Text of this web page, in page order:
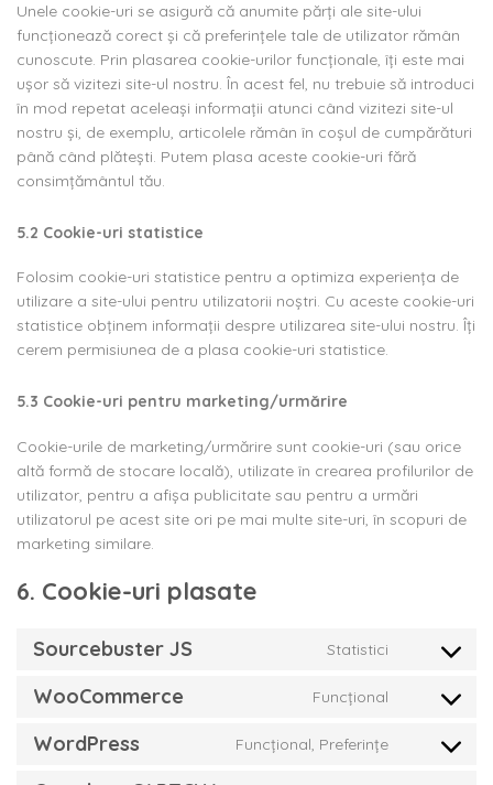
Unele cookie-uri se asigură că anumite părți ale site-ului
funcționează corect și că preferințele tale de utilizator rămân
cunoscute. Prin plasarea cookie-urilor funcționale, îți este mai
ușor să vizitezi site-ul nostru. În acest fel, nu trebuie să introduci
în mod repetat aceleași informații atunci când vizitezi site-ul
nostru și, de exemplu, articolele rămân în coșul de cumpărături
până când plătești. Putem plasa aceste cookie-uri fără
consimțământul tău.
5.2 Cookie-uri statistice
Folosim cookie-uri statistice pentru a optimiza experiența de
utilizare a site-ului pentru utilizatorii noștri. Cu aceste cookie-uri
statistice obținem informații despre utilizarea site-ului nostru. Îți
cerem permisiunea de a plasa cookie-uri statistice.
5.3 Cookie-uri pentru marketing/urmărire
Cookie-urile de marketing/urmărire sunt cookie-uri (sau orice
altă formă de stocare locală), utilizate în crearea profilurilor de
utilizator, pentru a afișa publicitate sau pentru a urmări
utilizatorul pe acest site ori pe mai multe site-uri, în scopuri de
marketing similare.
6. Cookie-uri plasate
Sourcebuster JS Statistici
Consent
service
WooCommerce Funcțional
Consent
service
WordPress Funcțional, Preferințe
Consent